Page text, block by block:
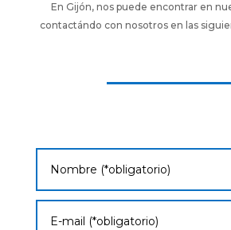
En Gijón, nos puede encontrar en
contactándo con nosotros en las